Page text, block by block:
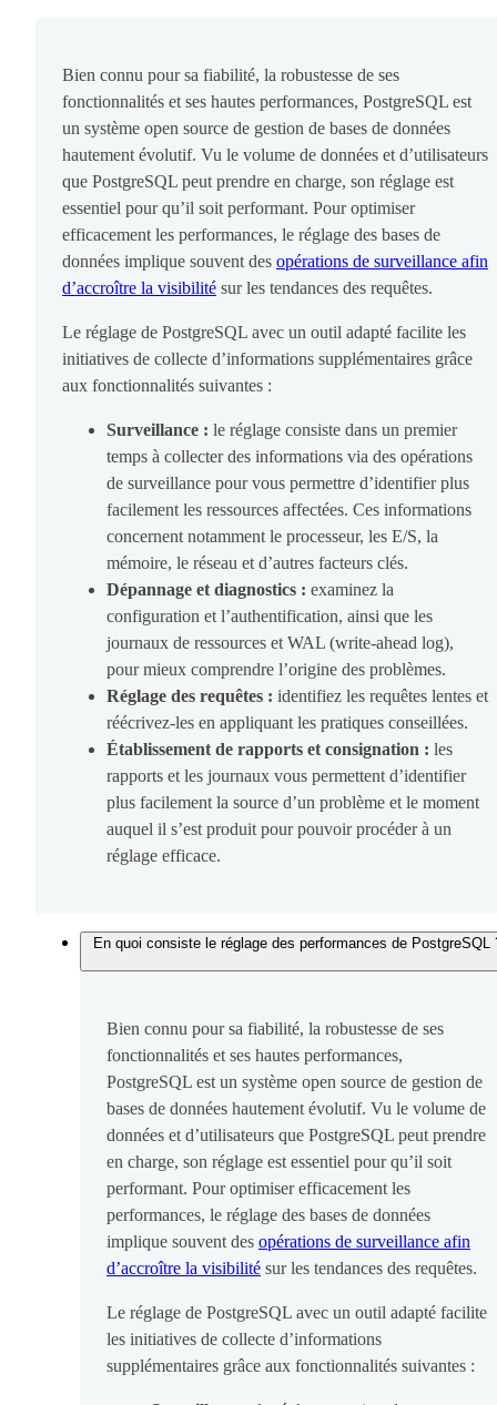
Bien connu pour sa fiabilité, la robustesse de ses
fonctionnalités et ses hautes performances, PostgreSQL est
un système open source de gestion de bases de données
hautement évolutif. Vu le volume de données et d’utilisateurs
que PostgreSQL peut prendre en charge, son réglage est
essentiel pour qu’il soit performant. Pour optimiser
efficacement les performances, le réglage des bases de
données implique souvent des opérations de surveillance afin
d’accroître la visibilité sur les tendances des requêtes.
Le réglage de PostgreSQL avec un outil adapté facilite les
initiatives de collecte d’informations supplémentaires grâce
aux fonctionnalités suivantes :
Surveillance : le réglage consiste dans un premier
temps à collecter des informations via des opérations
de surveillance pour vous permettre d’identifier plus
facilement les ressources affectées. Ces informations
concernent notamment le processeur, les E/S, la
mémoire, le réseau et d’autres facteurs clés.
Dépannage et diagnostics : examinez la
configuration et l’authentification, ainsi que les
journaux de ressources et WAL (write-ahead log),
pour mieux comprendre l’origine des problèmes.
Réglage des requêtes : identifiez les requêtes lentes et
réécrivez-les en appliquant les pratiques conseillées.
Établissement de rapports et consignation : les
rapports et les journaux vous permettent d’identifier
plus facilement la source d’un problème et le moment
auquel il s’est produit pour pouvoir procéder à un
réglage efficace.
En quoi consiste le réglage des performances de PostgreSQL
Bien connu pour sa fiabilité, la robustesse de ses
fonctionnalités et ses hautes performances,
PostgreSQL est un système open source de gestion de
bases de données hautement évolutif. Vu le volume de
données et d’utilisateurs que PostgreSQL peut prendre
en charge, son réglage est essentiel pour qu’il soit
performant. Pour optimiser efficacement les
performances, le réglage des bases de données
implique souvent des opérations de surveillance afin
d’accroître la visibilité sur les tendances des requêtes.
Le réglage de PostgreSQL avec un outil adapté facilite
les initiatives de collecte d’informations
supplémentaires grâce aux fonctionnalités suivantes :